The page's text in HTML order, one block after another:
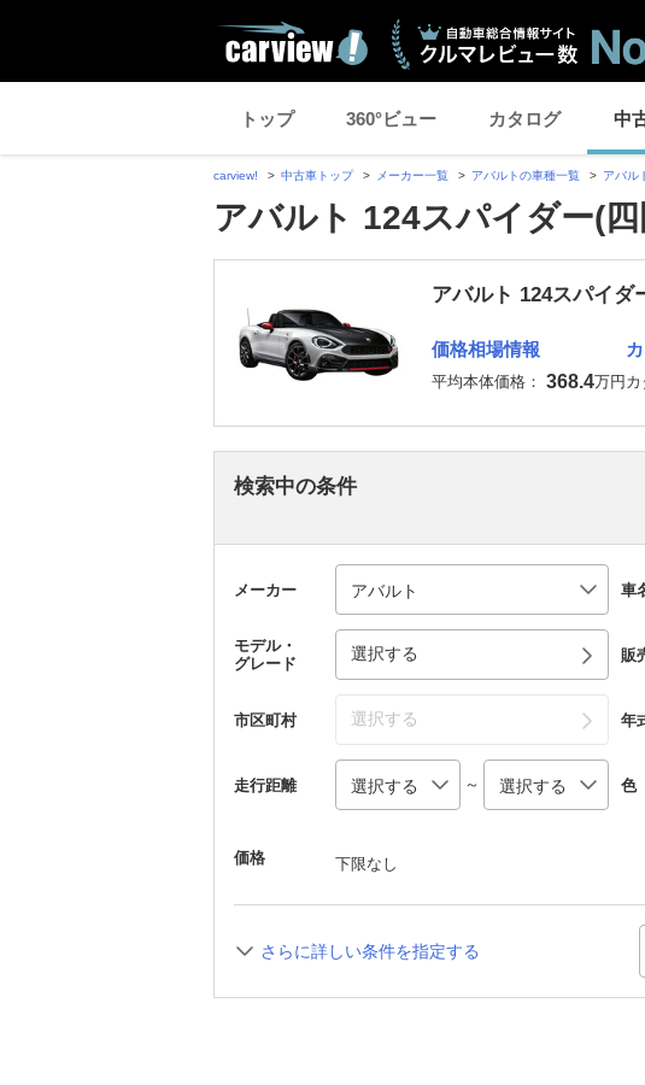
トップ 360°ビュー カタログ 中
carview! 中古車トップ メーカー一覧 アバルトの車種一覧 アバル
アバルト 124スパイダー(
アバルト 124スパイダ
価格相場情報
平均本体価格： 368.4万円カ
検索中の条件
メーカー 車
モデル・
グレード
選択する 販
市区町村 選択する 年
走行距離 ～ 色
価格 下限なし
さらに詳しい条件を指定する